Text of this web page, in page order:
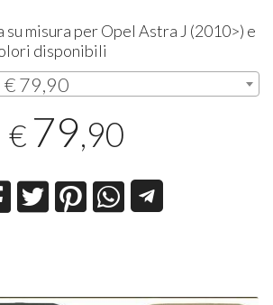
su misura per Opel Astra J (2010>) e
disponibili
€ 79,90
€ 79,90